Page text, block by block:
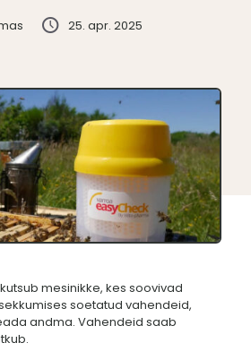
25. apr. 2025
mesinikke, kes soovivad
soetatud vahendeid,
andma. Vahendeid saab